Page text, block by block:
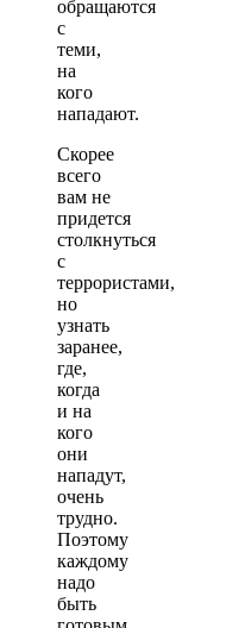
обращаются
с
теми,
на
кого
нападают.
Скорее
всего
вам не
придется
столкнуться
с
террористами,
но
узнать
заранее,
где,
когда
и на
кого
они
нападут,
очень
трудно.
Поэтому
каждому
надо
быть